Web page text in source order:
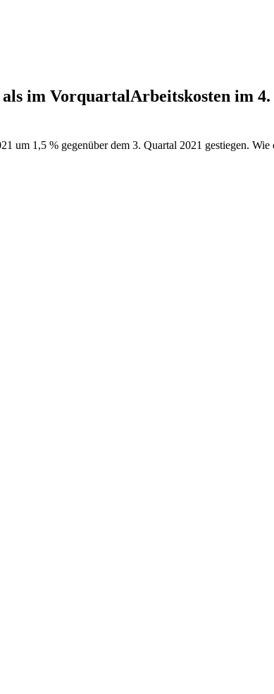
im VorquartalArbeitskosten im
um 1,5 % gegenüber dem 3. Quartal 2021 gestiegen.